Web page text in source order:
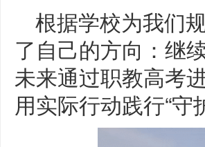
根据学校为我们
了自己的方向：继
未来通过职教高考
用实际行动践行“守